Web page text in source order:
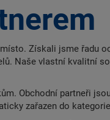
Získali jsme řadu
Naše vlastní kvalitní
Obchodní partneři
zařazen do